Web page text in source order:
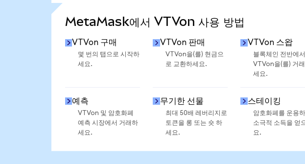
MetaMask에서 VTVon 사용 방법
VTVon 구매
몇 번의 탭으로 시작하
세요.
VTVon 판매
VTVon을(를) 현금으
로 교환하세요.
VTVon 스왑
블록체인 전반에서
VTVon을(를) 거
세요.
예측
VTVon 및 암호화폐
예측 시장에서 거래하
세요.
무기한 선물
최대 50배 레버리지로
토큰을 롱 또는 숏 하
세요.
스테이킹
암호화폐를 운용
소극적 소득을 얻
요.